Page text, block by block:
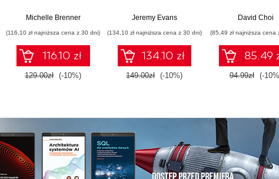
a resilient career
Michelle Brenner
(116,10 zł najniższa cena z 30 dni)
116.10 zł
129.00zł (-10%)
scalable,
performant software -
Second Edition
Jeremy Evans
(134,10 zł najniższa cena z 30 dni)
134.10 zł
149.00zł (-10%)
applications
and Docker -
Edition
David Choi
(85,49 zł najniższa cena
85.49
94.99zł (-